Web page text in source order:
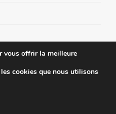
Luxe Magazine
vous offrir la meilleure
cookies que nous utilisons